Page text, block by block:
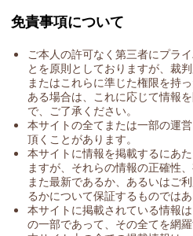
免責事項について
ご本人の許可なく第三者にプラ
とを原則としておりますが、裁
またはこれらに準じた権限を持
ある場合は、これに応じて情報
で、ご了承ください。
本サイトの全てまたは一部の運
頂くことが
本サイトに情報を掲載するにあ
ますが、それらの情報の正確性
また最新であるか、あるいはご
るかについて保証するものではあ
本サイトに掲載されている情報
の一部であって、その全てを網